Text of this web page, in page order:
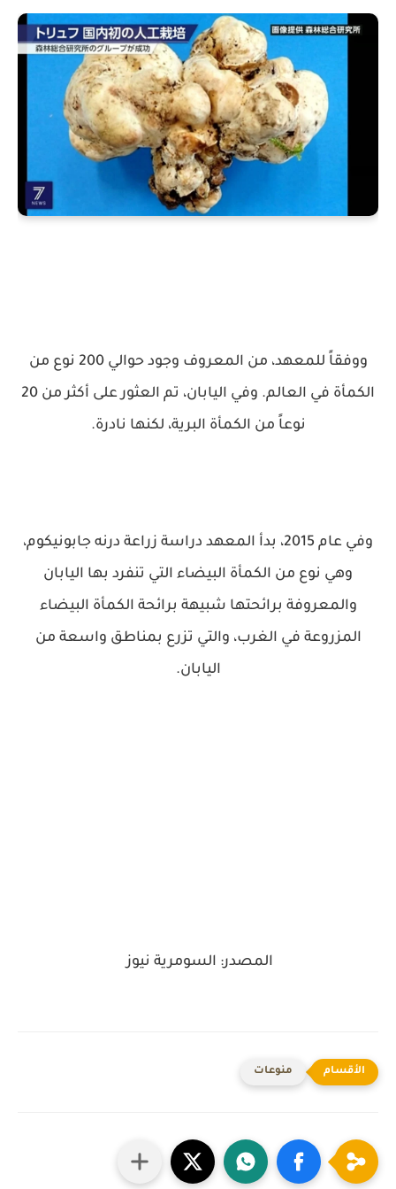
ووفقاً للمعهد، من المعروف وجود حوالي 200 نوع من
الكمأة في العالم. وفي اليابان، تم العثور على أكثر من 20
نوعاً من الكمأة البرية، لكنها نادرة.
وفي عام 2015، بدأ المعهد دراسة زراعة درنه جابونيكوم،
وهي نوع من الكمأة البيضاء التي تنفرد بها اليابان
والمعروفة برائحتها شبيهة برائحة الكمأة البيضاء
المزروعة في الغرب، والتي تزرع بمناطق واسعة من
اليابان.
المصدر: السومرية نيوز
منوعات